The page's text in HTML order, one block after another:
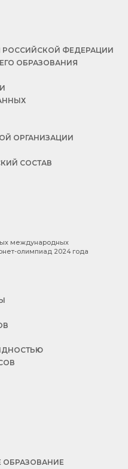
ФЕДЕРАЦИИ
ОБРАЗОВАНИЯ
ОРГАНИЗАЦИИ
СОСТАВ
международных
олимпиад 2024 года